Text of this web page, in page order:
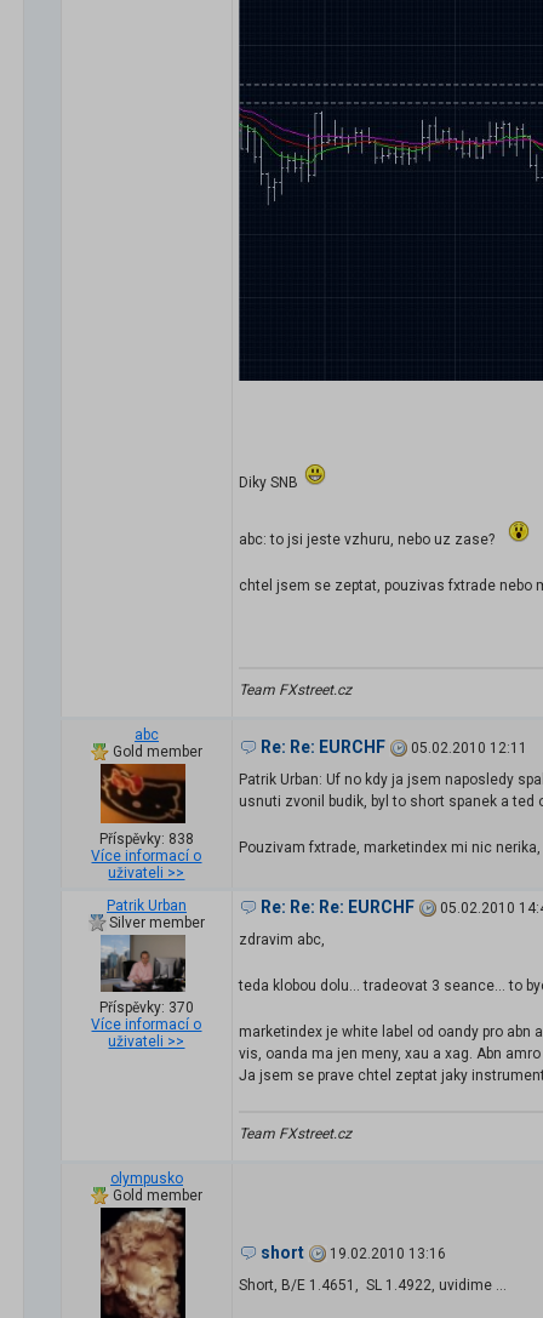
Diky SNB
abc: to jsi jeste vzhuru, nebo uz zase?
chtel jsem se zeptat, pouzivas fxtrade nebo
Team FXstreet.cz
abc
Gold member
Příspěvky: 838
Více informací o
uživateli >>
Re: Re: EURCHF
05.02.2010 12:11
Patrik Urban: Uf no kdy ja jsem naposledy
usnuti zvonil budik, byl to short spanek a ted
Pouzivam fxtrade, marketindex mi nic
Patrik Urban
Silver member
Příspěvky: 370
Více informací o
uživateli >>
Re: Re: Re: EURCHF
05.02.2010
zdravim abc,
teda klobou dolu... tradeovat 3 seance... to
marketindex je white label od oandy pro abn
vis, oanda ma jen meny, xau a xag. Abn
Ja jsem se prave chtel zeptat jaky
Team FXstreet.cz
olympusko
Gold member
short
19.02.2010 13:16
Short, B/E 1.4651, SL 1.4922, uvidime ...